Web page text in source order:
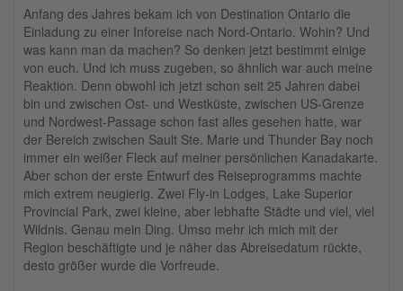
Anfang des Jahres bekam ich von Destination Ontario die
Einladung zu einer Inforeise nach Nord-Ontario. Wohin? Und
was kann man da machen? So denken jetzt bestimmt einige
von euch. Und ich muss zugeben, so ähnlich war auch meine
Reaktion. Denn obwohl ich jetzt schon seit 25 Jahren dabei
bin und zwischen Ost- und Westküste, zwischen US-Grenze
und Nordwest-Passage schon fast alles gesehen hatte, war
der Bereich zwischen Sault Ste. Marie und Thunder Bay noch
immer ein weißer Fleck auf meiner persönlichen Kanadakarte.
Aber schon der erste Entwurf des Reiseprogramms machte
mich extrem neugierig. Zwei Fly-in Lodges, Lake Superior
Provincial Park, zwei kleine, aber lebhafte Städte und viel, viel
Wildnis. Genau mein Ding. Umso mehr ich mich mit der
Region beschäftigte und je näher das Abreisedatum rückte,
desto größer wurde die Vorfreude.